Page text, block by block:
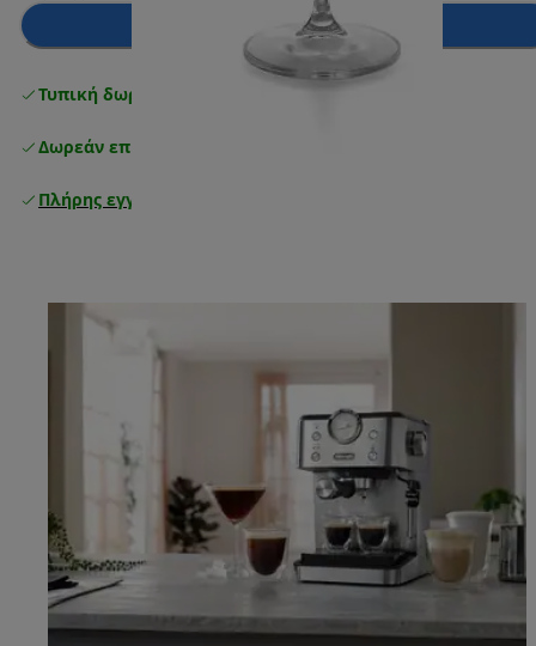
Προσθήκη στο καλάθι
Τυπική δωρεάν παράδοση
Δωρεάν επιστροφές
Πλήρης εγγύηση κατασκευαστή